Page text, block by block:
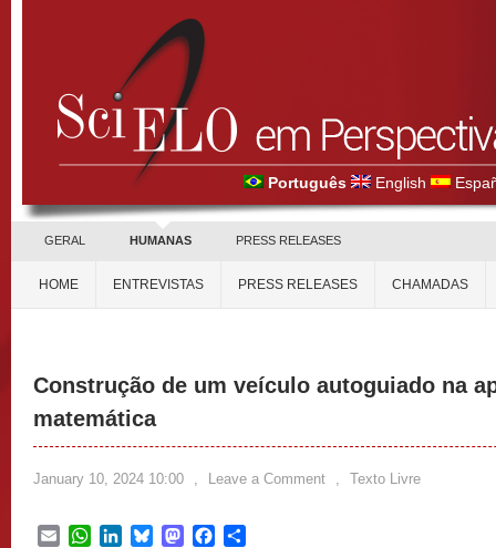
Português English
GERAL HUMANAS PRESS RELEASES
HOME ENTREVISTAS PRESS RELEASES CHAMADAS
Construção de um veículo autoguiado na
matemática
January 10, 2024 10:00 , Leave a Comment , Texto Livre
EmailWhatsApp
LinkedInBlueskyMastodonFacebook